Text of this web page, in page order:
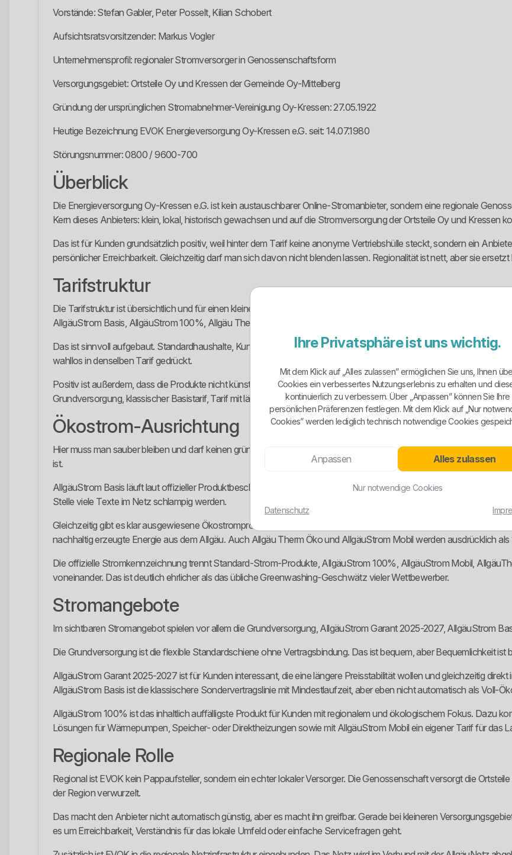
Vorstände: Stefan Gabler, Peter Posselt, Kilian Schobert
Aufsichtsratsvorsitzender: Markus Vogler
Unternehmensprofil: regionaler Stromversorger in Genossenschaftsform
Versorgungsgebiet: Ortsteile Oy und Kressen der Gemeinde Oy-Mittelberg
Gründung der ursprünglichen Stromabnehmer-Vereinigung Oy-Kressen: 27.05.1922
Heutige Bezeichnung EVOK Energieversorgung Oy-Kressen e.G. seit: 14.07.1980
Störungsnummer: 0800 / 9600-700
Überblick
Die Energieversorgung Oy-Kressen e.G. ist kein austauschbarer Online-Stromanbieter, sondern eine regionale
Kern dieses Anbieters: klein, lokal, historisch gewachsen und auf die Stromversorgung der Ortsteile Oy und Kressen
Das ist für Kunden grundsätzlich positiv, weil hinter dem Tarif keine anonyme Vertriebshülle steckt, sondern ein
persönlicher Erreichbarkeit. Gleichzeitig darf man sich davon nicht blenden lassen. Regionalität ist nett, aber sie
Tarifstruktur
Die Tarifstruktur ist übersichtlich und für einen kleinen Regionalversorger erstaunlich klar gegliedert. Sichtbar sind die
AllgäuStrom Basis, AllgäuStrom 100%, Allgäu Therm, Allgäu Therm Öko und AllgäuStrom Mobil.
Das ist sinnvoll aufgebaut. Standardhaushalte, Kunden mit Wunsch nach Preisstabilität, Kunden mit klarem
wahllos in denselben Tarif gedrückt.
Positiv ist außerdem, dass die Produkte nicht künstlich mit belanglosen Fantasienamen aufgeblasen werden. Die
Grundversorgung, klassischer Basistarif, Tarif mit längerer Preisgarantie, regional geprägter Ökostrom, Wärmestrom
Ökostrom-Ausrichtung
Hier muss man sauber bleiben und darf keinen grünen Unsinn schreiben. EVOK ist nicht pauschal so aufgestellt,
ist.
AllgäuStrom Basis läuft laut offizieller Produktbeschreibung im Standard-Strom-Mix. Dort ist 100 Prozent Ökostrom
Stelle viele Texte im Netz schlampig werden.
Gleichzeitig gibt es klar ausgewiesene Ökostromprodukte. AllgäuStrom Garant 2025-2027 wird mit 100 Prozent
nachhaltig erzeugte Energie aus dem Allgäu. Auch Allgäu Therm Öko und AllgäuStrom Mobil werden ausdrücklich
Die offizielle Stromkennzeichnung trennt Standard-Strom-Produkte, AllgäuStrom 100%, AllgäuStrom Mobil,
voneinander. Das ist deutlich ehrlicher als das übliche Greenwashing-Geschwätz vieler Wettbewerber.
Stromangebote
Im sichtbaren Stromangebot spielen vor allem die Grundversorgung, AllgäuStrom Garant 2025-2027, AllgäuStrom
Die Grundversorgung ist die flexible Standardschiene ohne Vertragsbindung. Das ist bequem, aber Bequemlichkeit
AllgäuStrom Garant 2025-2027 ist für Kunden interessant, die eine längere Preisstabilität wollen und gleichzeitig
AllgäuStrom Basis ist die klassischere Sondervertragslinie mit Mindestlaufzeit, aber eben nicht automatisch als Voll-
AllgäuStrom 100% ist das inhaltlich auffälligste Produkt für Kunden mit regionalem und ökologischem Fokus. Dazu
Lösungen für Wärmepumpen, Speicher- oder Direktheizungen sowie mit AllgäuStrom Mobil ein eigener Tarif für das
Regionale Rolle
Regional ist EVOK kein Pappaufsteller, sondern ein echter lokaler Versorger. Die Genossenschaft versorgt die
der Region verwurzelt.
Das macht den Anbieter nicht automatisch günstig, aber es macht ihn greifbar. Gerade bei kleineren
es um Erreichbarkeit, Verständnis für das lokale Umfeld oder einfache Servicefragen geht.
Ihre Privatsphäre ist uns wichtig.
Mit dem Klick auf „Alles zulassen” ermöglichen Sie uns, Ihnen
Cookies ein verbessertes Nutzungserlebnis zu erhalten und
kontinuierlich zu verbessern. Über „Anpassen” können Sie Ihre
persönlichen Präferenzen festlegen. Mit dem Klick auf „Nur
Cookies” werden lediglich technisch notwendige Cookies
Anpassen Alles zulassen
Nur notwendige Cookies
Datenschutz